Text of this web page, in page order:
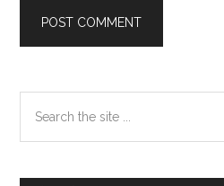
Primary
Sidebar
the